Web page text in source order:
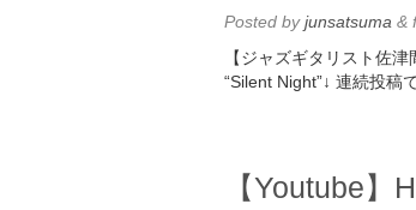
Posted byjunsatsuma &
【ジャズギタリスト佐
“Silent Night”↓ 連続投稿
【Youtube